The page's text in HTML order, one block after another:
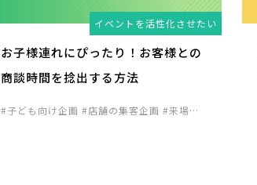
イベントを活性化させたい
お子様連れにぴったり！お客様との
商談時間を捻出する方法
#子ども向け企画 #店舗の集客企画 #来場促